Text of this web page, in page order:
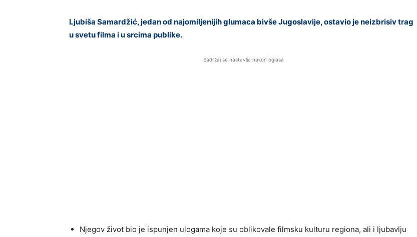
Ljubiša Samardžić, jedan od najomiljenijih glumaca bivše Jugoslavije, ostavio je neizbrisiv trag
u svetu filma i u srcima publike.
Sadržaj se nastavlja nakon oglasa
Njegov život bio je ispunjen ulogama koje su oblikovale filmsku kulturu regiona, ali i ljubavlju